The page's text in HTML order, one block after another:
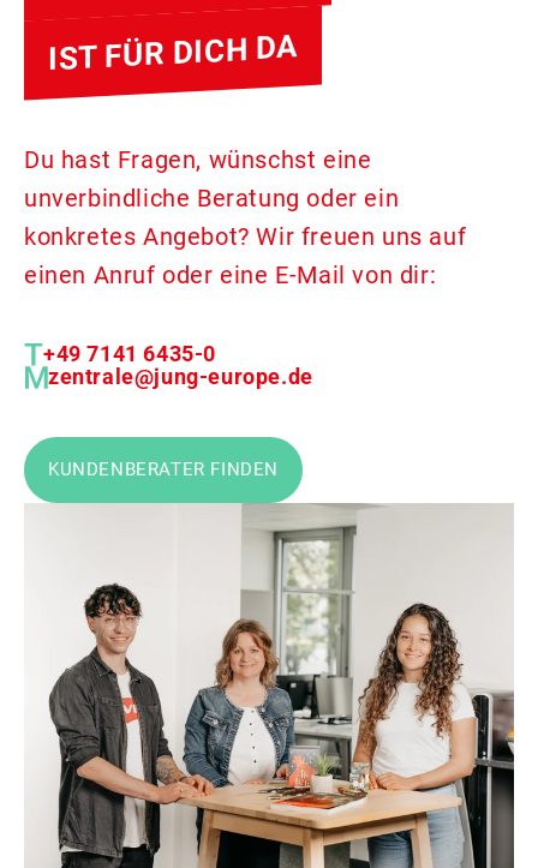
IST FÜR DICH DA
Du hast Fragen, wünschst eine
unverbindliche Beratung oder ein
konkretes Angebot? Wir freuen uns auf
einen Anruf oder eine E-Mail von dir:
+49 7141 6435-0
zentrale@jung-europe.de
KUNDENBERATER FINDEN